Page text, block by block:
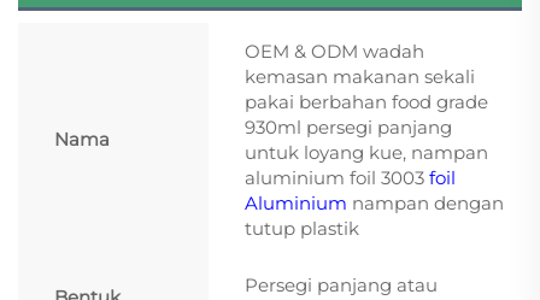
Nama
OEM & ODM wadah
kemasan makanan sekali
pakai berbahan food grade
930ml persegi panjang
untuk loyang kue, nampan
aluminium foil 3003 foil
Aluminium nampan dengan
tutup plastik
Persegi panjang atau